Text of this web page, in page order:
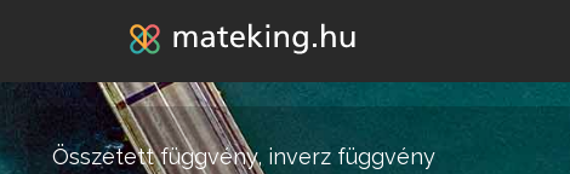
Jump to navigation
Összetett függvény, inverz függvény